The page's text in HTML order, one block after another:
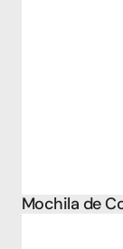
Mochila de